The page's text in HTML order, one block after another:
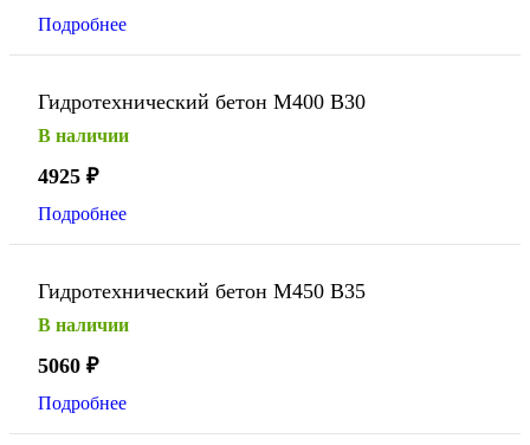
Подробнее
Гидротехнический бетон М400 В30
В наличии
4925 ₽
Подробнее
Гидротехнический бетон М450 В35
В наличии
5060 ₽
Подробнее